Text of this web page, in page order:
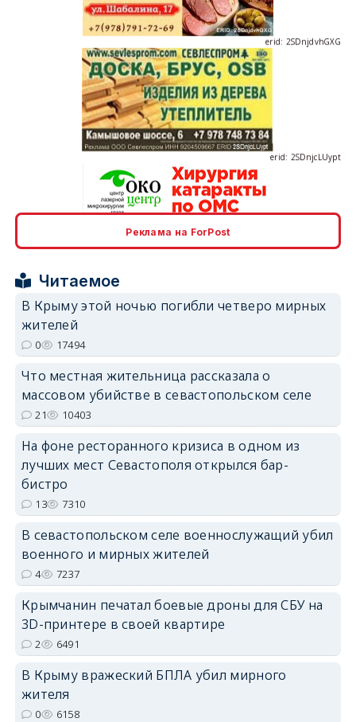
erid: 2SDnjdvhGXG
erid: 2SDnjdvhGXG
Реклама на ForPost
Читаемое
В Крыму этой ночью погибли четверо мирных
жителей
0 17494
Что местная жительница рассказала о
массовом убийстве в севастопольском селе
21 10403
На фоне ресторанного кризиса в одном из
лучших мест Севастополя открылся бар-
бистро
13 7310
В севастопольском селе военнослужащий убил
военного и мирных жителей
4 7237
Крымчанин печатал боевые дроны для СБУ на
3D-принтере в своей квартире
2 6491
В Крыму вражеский БПЛА убил мирного
жителя
0 6158